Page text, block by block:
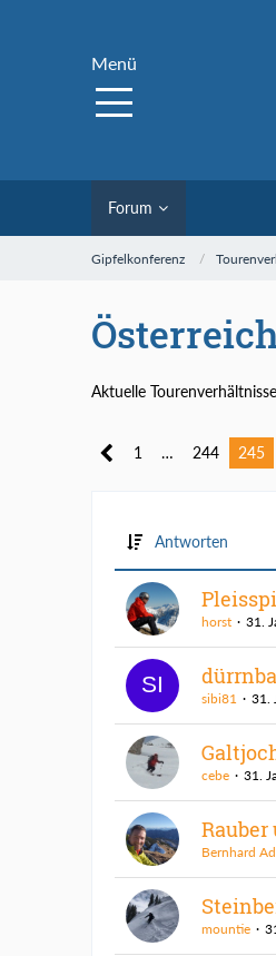
Menü
Forum
Gipfelkonferenz
Aktuelle
1 … 244 245
Antworten
horst 31.
sibi81 31.
cebe 31.
Bernhard
mountie